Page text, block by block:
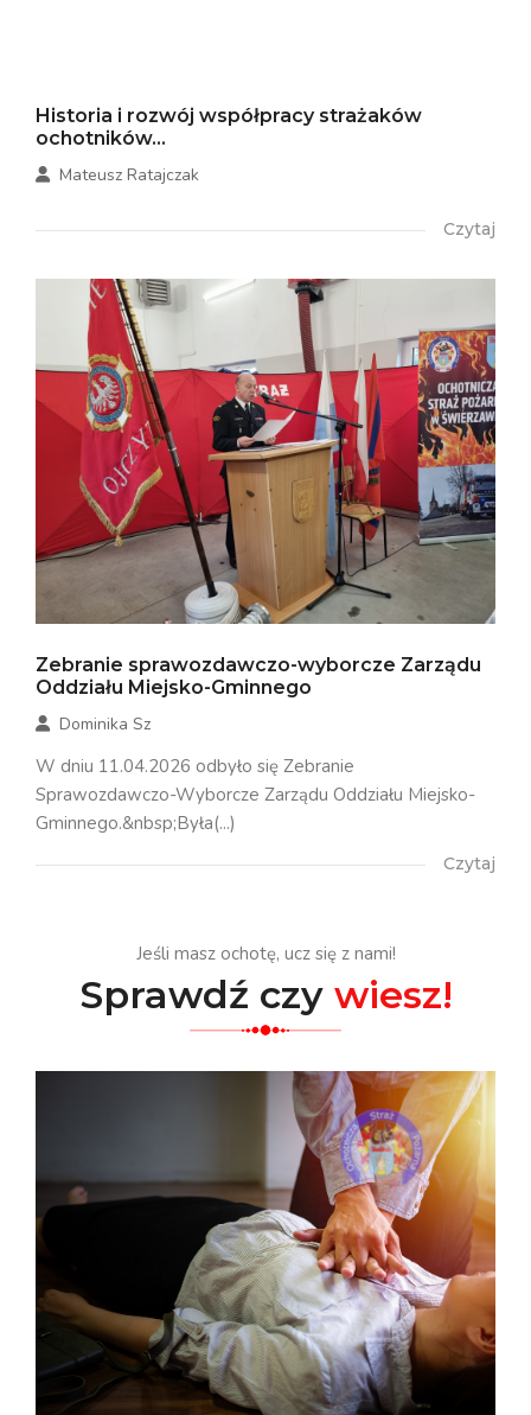
Historia i rozwój współpracy strażaków
ochotników...
Mateusz Ratajczak
Czytaj
Zebranie sprawozdawczo-wyborcze Zarządu
Oddziału Miejsko-Gminnego
Dominika Sz
W dniu 11.04.2026 odbyło się Zebranie
Sprawozdawczo-Wyborcze Zarządu Oddziału Miejsko-
Gminnego.&nbsp;Była(...)
Czytaj
Jeśli masz ochotę, ucz się z nami!
Sprawdź czy wiesz!